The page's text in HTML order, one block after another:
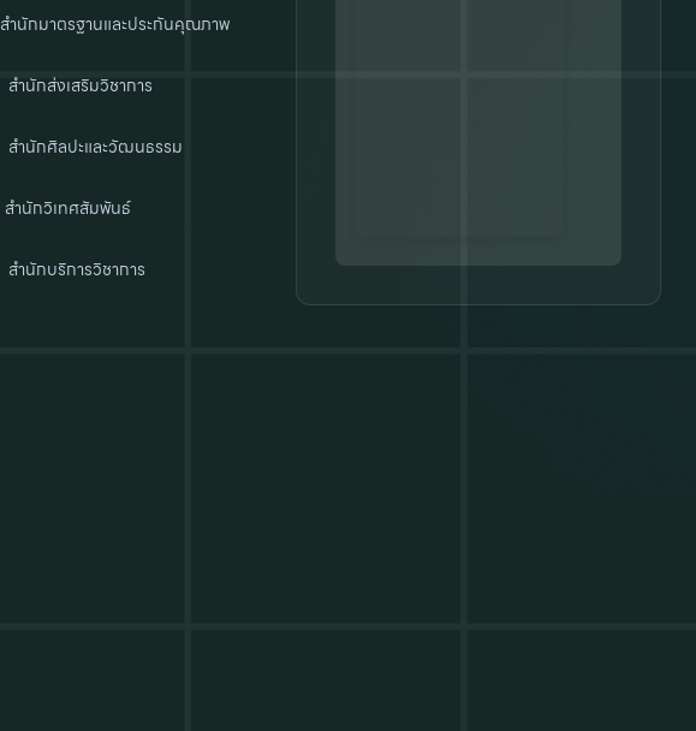
สำนักมาตรฐานและประกันคุณภาพ
สำนักส่งเสริมวิชาการ
สำนักศิลปะและวัฒนธรรม
สำนักวิเทศสัมพันธ์
สำนักบริการวิชาการ